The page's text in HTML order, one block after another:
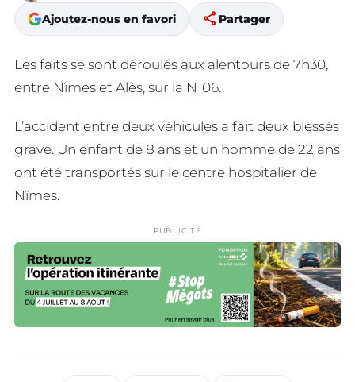
Ajoutez-nous en favori share Partager
Les faits se sont déroulés aux alentours de 7h30,
entre Nîmes et Alès, sur la N106.
L’accident entre deux véhicules a fait deux blessés
grave. Un enfant de 8 ans et un homme de 22 ans
ont été transportés sur le centre hospitalier de
Nîmes.
PUBLICITÉ